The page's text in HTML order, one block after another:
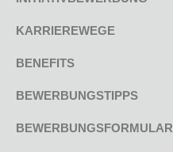
KARRIEREWEGE
BENEFITS
BEWERBUNGSTIPPS
BEWERBUNGSFORMULAR